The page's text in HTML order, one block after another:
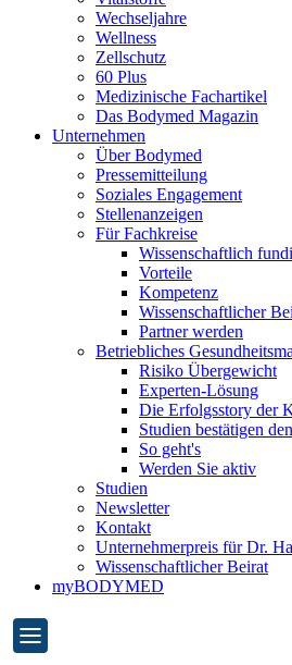
Wechseljahre
Wellness
Zellschutz
60 Plus
Medizinische Fachartikel
Das Bodymed Magazin
Unternehmen
Über Bodymed
Pressemitteilung
Soziales Engagement
Stellenanzeigen
Für Fachkreise
Wissenschaftlich
Vorteile
Kompetenz
Wissenschaftlicher
Partner werden
Betriebliches
Risiko Übergewicht
Experten-Lösung
Die Erfolgsstory der
Studien bestätigen
So geht's
Werden Sie aktiv
Studien
Newsletter
Kontakt
Unternehmerpreis für Dr.
Wissenschaftlicher Beirat
myBODYMED